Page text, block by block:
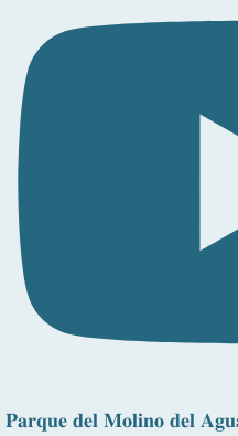
𝐏𝐚𝐫𝐪𝐮𝐞 𝐝𝐞𝐥 𝐌𝐨𝐥𝐢𝐧𝐨 𝐝𝐞𝐥